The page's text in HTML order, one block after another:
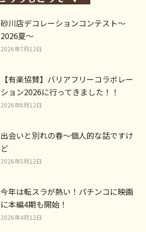
砂川店デコレーションコンテスト～
2026夏～
2026年7月12日
【有楽協賛】バリアフリーコラボレー
ション2026に行ってきました！！
2026年6月12日
出会いと別れの春～個人的な話ですけ
ど
2026年5月12日
今年は転スラが熱い！パチンコに映画
に本編4期も開始！
2026年4月12日